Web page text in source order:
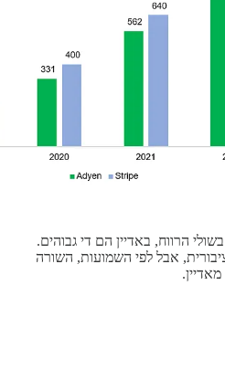
הרווח, באדיין הם די גבוהים.
אבל לפי השמועות, השורה